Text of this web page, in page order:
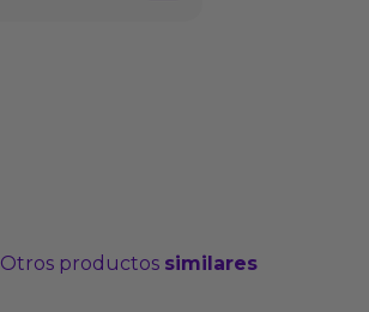
Otros productos similares